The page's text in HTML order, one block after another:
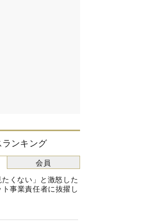
ンキング
くない」と激怒した
事業責任者に抜擢し
会員